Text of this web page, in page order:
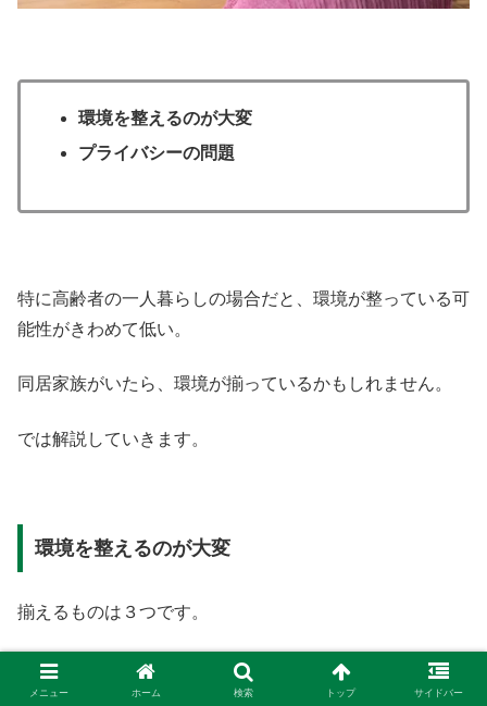
環境を整えるのが大変
プライバシーの問題
特に高齢者の一人暮らしの場合だと、環境が整っている可
能性がきわめて低い。
同居家族がいたら、環境が揃っているかもしれません。
では解説していきます。
環境を整えるのが大変
揃えるものは３つです。
見守りカメラ
スマホ(家族用)
メニュー ホーム 検索 トップ サイドバー